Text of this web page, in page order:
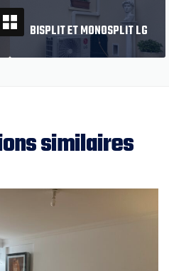
NEXT
BISPLIT ET MONOSPLIT LG
similaires